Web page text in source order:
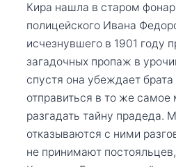
Кира нашла в старом
полицейского Ивана
исчезнувшего в 1901 году
загадочных пропаж в
спустя она убеждает
отправиться в то же самое
разгадать тайну прадеда.
отказываются с ними
не принимают